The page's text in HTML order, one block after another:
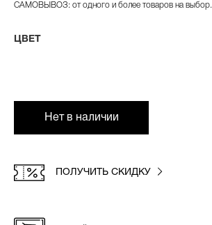
САМОВЫВОЗ: от одного и более товаров на выбор.
ЦВЕТ
Нет в наличии
ПОЛУЧИТЬ СКИДКУ